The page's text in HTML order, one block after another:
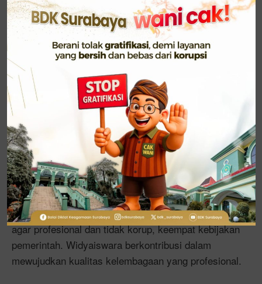
Dalam mewujudkan Indonesia Emas 2045, masih
banyak permasalahan yang dihadapi Indonesia
untuk menjadi negara maju, makmur, dan berdaya
saing dalam skala global. Indonesia memiliki bonus
demografi yang luar biasa, namun pada tahun 2045
hal ini akan memberikan kontribusi atau justru
menjadi bencana. Kondisi ini dapat terjadi,
tergantung bagaimana kita mempersiapkan segala
aspek yang mendukung terwujudnya Indonesia
Emas. Menurut Sri Mulyani (Ariani: 2022) ada 4
aspek dalam upaya mempersiapkan Indonesia
Emas 2045, yaitu pertama kualitas manusianya,
kedua infrastruktur, ketiga kualitas kelembagaan
agar profesional dan tidak korup, keempat kebijakan
pemerintah. Widyaiswara berkontribusi dalam
mewujudkan kualitas kelembagaan yang profesional.